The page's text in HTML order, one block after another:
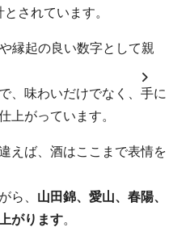
されています。
縁起の良い数字として親
、味わいだけでなく、手に
上がっています。
えば、酒はここまで表情を
ら、 山田錦、愛山、春陽、
がります。